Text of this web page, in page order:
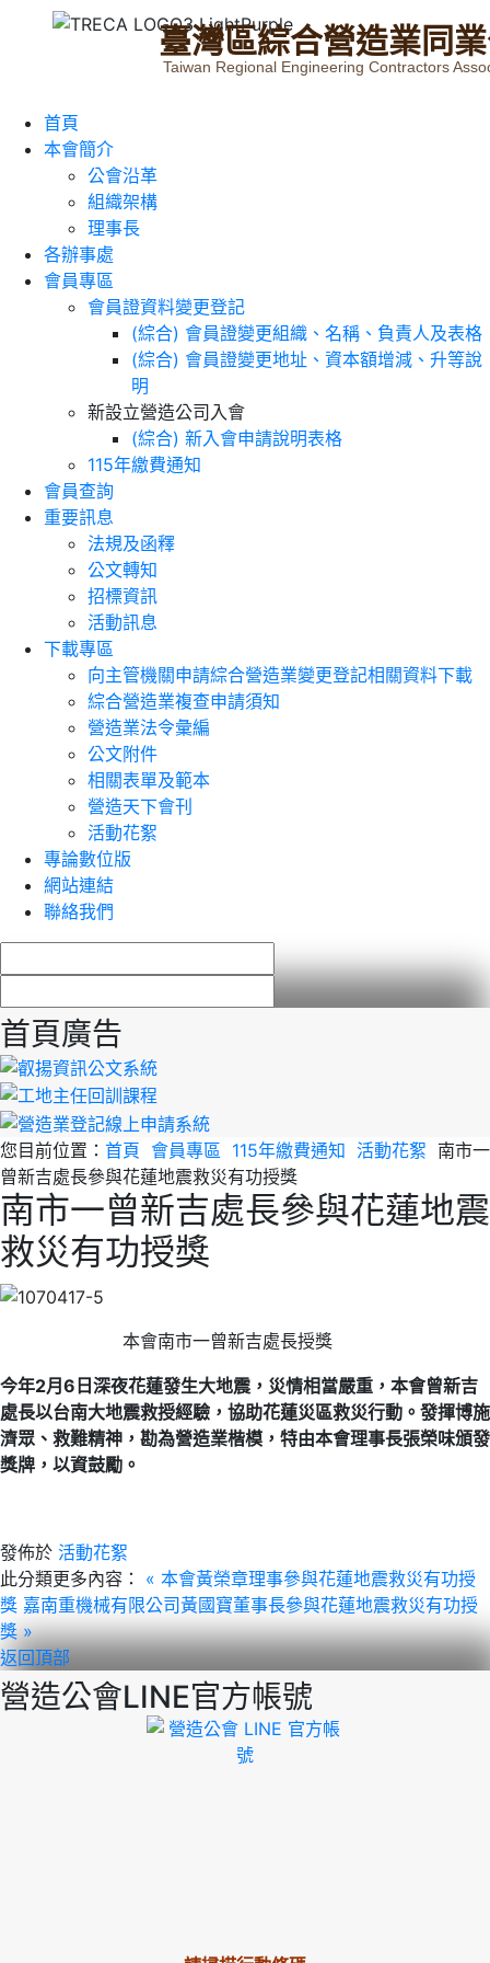
臺灣區綜合營造業同業
Taiwan Regional Engineering Contractors
首頁
本會簡介
公會沿革
組織架構
理事長
各辦事處
會員專區
會員證資料變更登記
(綜合) 會員證變更組織、名稱、負責人及表格
(綜合) 會員證變更地址、資本額增減、升等說
明
新設立營造公司入會
(綜合) 新入會申請說明表格
115年繳費通知
會員查詢
重要訊息
法規及函釋
公文轉知
招標資訊
活動訊息
下載專區
向主管機關申請綜合營造業變更登記相關資料下載
綜合營造業複查申請須知
營造業法令彙編
公文附件
相關表單及範本
營造天下會刊
活動花絮
專論數位版
網站連結
聯絡我們
首頁廣告
您目前位置： 首頁 會員專區 115年繳費通知 活動花絮 南市一
曾新吉處長參與花蓮地震救災有功授獎
南市一曾新吉處長參與花蓮地震
救災有功授獎
本會南市一曾新吉處長授獎
今年2月6日深夜花蓮發生大地震，災情相當嚴重，本會曾新吉
處長以台南大地震救授經驗，協助花蓮災區救災行動。 發揮博施
濟眾、救難精神，勘為營造業楷模，特由本會理事長張榮味頒發
獎牌，以資鼓勵。
發佈於 活動花絮
此分類更多內容：
« 本會黃榮章理事參與花蓮地震救災有功授
獎 嘉南重機械有限公司黃國寶董事長參與花蓮地震救災有功授
獎 »
返回頂部
營造公會LINE官方帳號